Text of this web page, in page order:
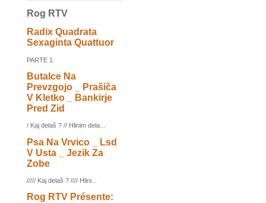
Rog RTV
Radix Quadrata
Sexaginta Quattuor
PARTE 1:
Butalce Na
Prevzgojo _ Prašiča
V Kletko _ Bankirje
Pred Zid
/ Kaj delaš ? // Hlinim dela...
Psa Na Vrvico _ Lsd
V Usta _ Jezik Za
Zobe
///// Kaj delaš ? //// Hlini...
Rog RTV Présente: